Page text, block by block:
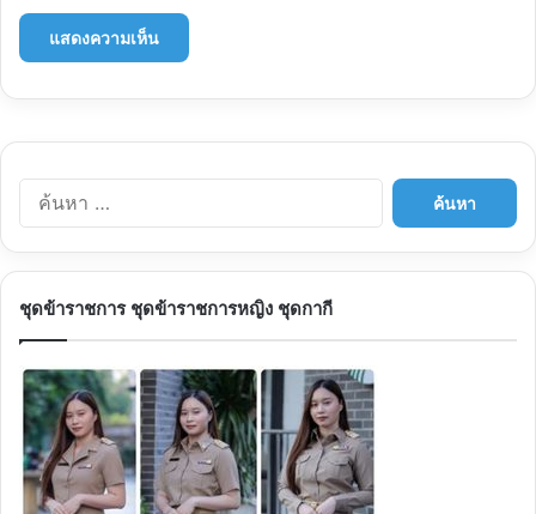
ค้นหา
ชุดข้าราชการ ชุดข้าราชการหญิง ชุดกากี